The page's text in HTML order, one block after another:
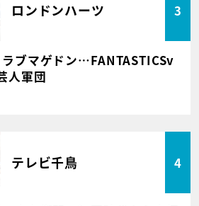
ロンドンハーツ 3
ラブマゲドン…FANTASTICSv
人軍団
テレビ千鳥 4